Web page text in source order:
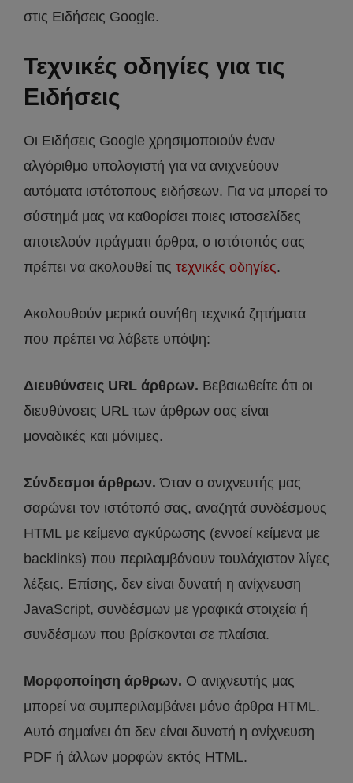
στις Ειδήσεις Google.
Τεχνικές οδηγίες για τις
Ειδήσεις
Οι Ειδήσεις Google χρησιμοποιούν έναν
αλγόριθμο υπολογιστή για να ανιχνεύουν
αυτόματα ιστότοπους ειδήσεων. Για να μπορεί το
σύστημά μας να καθορίσει ποιες ιστοσελίδες
αποτελούν πράγματι άρθρα, ο ιστότοπός σας
πρέπει να ακολουθεί τις τεχνικές οδηγίες.
Ακολουθούν μερικά συνήθη τεχνικά ζητήματα
που πρέπει να λάβετε υπόψη:
Διευθύνσεις URL άρθρων. Βεβαιωθείτε ότι οι
διευθύνσεις URL των άρθρων σας είναι
μοναδικές και μόνιμες.
Σύνδεσμοι άρθρων. Όταν ο ανιχνευτής μας
σαρώνει τον ιστότοπό σας, αναζητά συνδέσμους
HTML με κείμενα αγκύρωσης (εννοεί κείμενα με
backlinks) που περιλαμβάνουν τουλάχιστον λίγες
λέξεις. Επίσης, δεν είναι δυνατή η ανίχνευση
JavaScript, συνδέσμων με γραφικά στοιχεία ή
συνδέσμων που βρίσκονται σε πλαίσια.
Μορφοποίηση άρθρων. Ο ανιχνευτής μας
μπορεί να συμπεριλαμβάνει μόνο άρθρα HTML.
Αυτό σημαίνει ότι δεν είναι δυνατή η ανίχνευση
PDF ή άλλων μορφών εκτός HTML.